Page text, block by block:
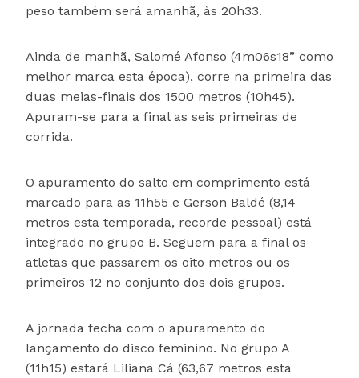
peso também será amanhã, às 20h33.
Ainda de manhã, Salomé Afonso (4m06s18” como
melhor marca esta época), corre na primeira das
duas meias-finais dos 1500 metros (10h45).
Apuram-se para a final as seis primeiras de
corrida.
O apuramento do salto em comprimento está
marcado para as 11h55 e Gerson Baldé (8,14
metros esta temporada, recorde pessoal) está
integrado no grupo B. Seguem para a final os
atletas que passarem os oito metros ou os
primeiros 12 no conjunto dos dois grupos.
A jornada fecha com o apuramento do
lançamento do disco feminino. No grupo A
(11h15) estará Liliana Cá (63,67 metros esta